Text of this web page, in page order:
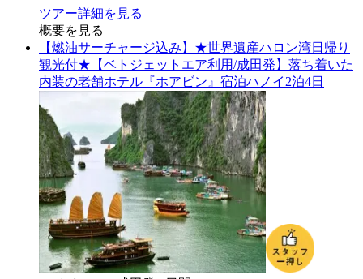
ツアー詳細を見る
概要を見る
【燃油サーチャージ込み】★世界遺産ハロン湾日帰り
観光付★【ベトジェットエア利用/成田発】落ち着いた
内装の老舗ホテル『ホアビン』宿泊ハノイ2泊4日